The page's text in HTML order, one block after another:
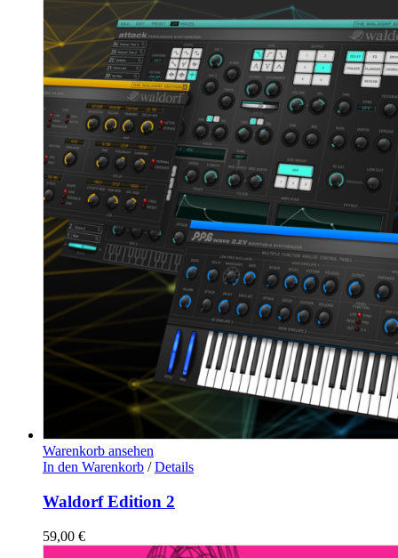
Warenkorb ansehen
In den Warenkorb / Details
Waldorf Edition 2
59,00 €